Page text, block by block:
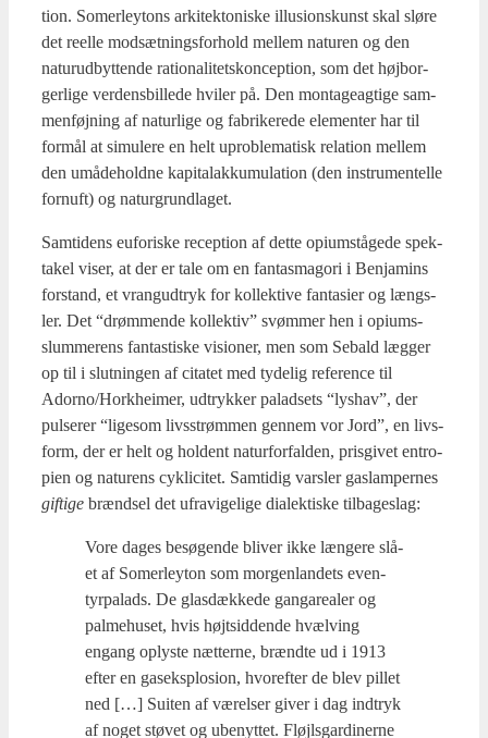
tion. Somer­leytons arki­tek­to­ni­ske illu­sions­kunst skal slø­re
det reel­le mod­sæt­nings­for­hold mel­lem natu­ren og den
natur­ud­byt­ten­de ratio­na­li­tets­kon­cep­tion, som det høj­bor­
ger­li­ge ver­dens­bil­le­de hvi­ler på. Den mon­ta­ge­ag­ti­ge sam­
men­føj­ning af natur­li­ge og fabri­ke­re­de ele­men­ter har til
for­mål at simu­le­re en helt upro­ble­ma­tisk rela­tion mel­lem
den umå­de­hold­ne kapi­tal­ak­ku­mu­la­tion (den instru­men­tel­le
for­nuft) og natur­grund­la­get.
Sam­ti­dens eufori­ske recep­tion af det­te opi­um­stå­ge­de spek­
ta­kel viser, at der er tale om en fan­tas­ma­go­ri i Benja­mins
for­stand, et vrang­ud­tryk for kol­lek­ti­ve fan­ta­si­er og længs­
ler. Det “drøm­men­de kol­lek­tiv” svøm­mer hen i opi­ums­
slum­me­rens fan­ta­sti­ske visio­ner, men som Sebald læg­ger
op til i slut­nin­gen af cita­tet med tyde­lig refe­ren­ce til
Adorno/Horkheimer, udtryk­ker palad­sets “lys­hav”, der
pul­se­rer “lige­som livs­strøm­men gen­nem vor Jord”, en livs­
form, der er helt og hol­dent natur­for­fal­den, pris­gi­vet entro­
pi­en og natu­rens cyk­li­ci­tet. Sam­ti­dig vars­ler gas­lam­per­nes
gif­ti­ge brænd­sel det ufravi­ge­li­ge dia­lek­ti­ske til­ba­ge­slag:
Vore dages besø­gen­de bli­ver ikke læn­ge­re slå­
et af Somer­leyton som mor­gen­lan­dets even­
tyr­pa­lads. De glas­dæk­ke­de gan­ga­re­a­ler og
pal­me­hu­set, hvis højt­sid­den­de hvæl­ving
engang oply­ste næt­ter­ne, brænd­te ud i 1913
efter en gas­eks­plo­sion, hvor­ef­ter de blev pil­let
ned […] Sui­ten af værel­ser giver i dag ind­tryk
af noget stø­vet og ube­nyt­tet. Fløjls­gar­di­ner­ne